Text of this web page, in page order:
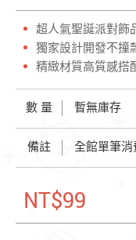
超人氣聖誕派對飾
獨家設計開發不撞
精緻材質高質感搭
數 量 暫無庫存
備註 全館單筆消
NT$99